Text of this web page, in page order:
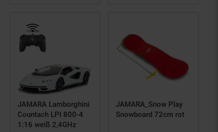
JAMARA Lamborghini
Countach LPI 800-4
1:16 weiß 2,4GHz
JAMARA_Snow Play
Snowboard 72cm rot